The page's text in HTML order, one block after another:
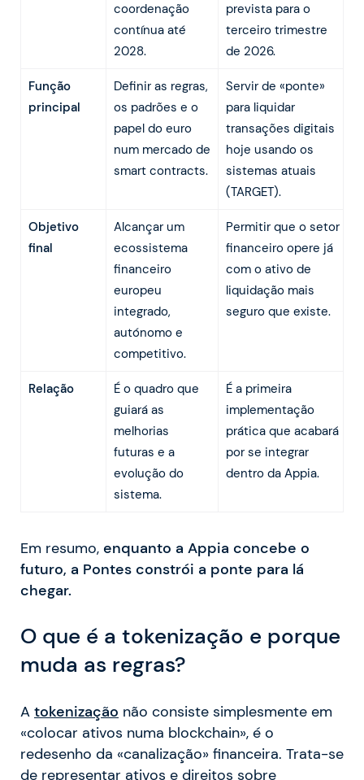
coordenação
contínua até
2028.
prevista para o
terceiro trimestre
de 2026.
Função
principal
Definir as regras,
os padrões e o
papel do euro
num mercado de
smart contracts.
Servir de «ponte»
para liquidar
transações digitais
hoje usando os
sistemas atuais
(TARGET).
Objetivo
final
Alcançar um
ecossistema
financeiro
europeu
integrado,
autónomo e
competitivo.
Permitir que o setor
financeiro opere já
com o ativo de
liquidação mais
seguro que existe.
Relação
É o quadro que
guiará as
melhorias
futuras e a
evolução do
sistema.
É a primeira
implementação
prática que acabará
por se integrar
dentro da Appia.
Em resumo, enquanto a Appia concebe o
futuro, a Pontes constrói a ponte para lá
chegar.
O que é a tokenização e porque
muda as regras?
A tokenização não consiste simplesmente em
«colocar ativos numa blockchain», é o
redesenho da «canalização» financeira. Trata-se
de representar ativos e direitos sobre